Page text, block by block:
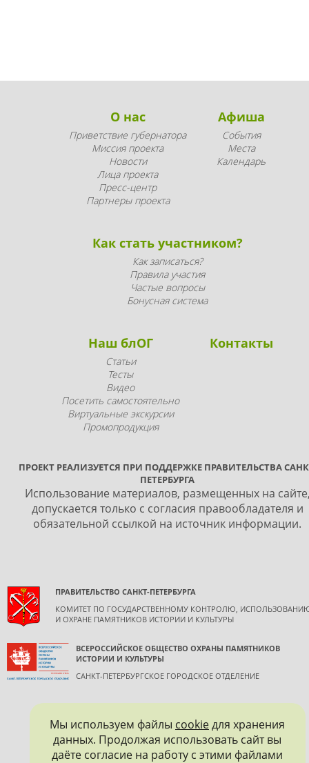
О нас
Приветствие губернатора
Миссия проекта
Новости
Лица проекта
Пресс-центр
Партнеры проекта
Афиша
События
Места
Календарь
Как стать участником?
Как записаться?
Правила участия
Частые вопросы
Бонусная система
Наш блОГ
Статьи
Тесты
Видео
Посетить самостоятельно
Виртуальные экскурсии
Промопродукция
Контакты
ПРОЕКТ РЕАЛИЗУЕТСЯ ПРИ ПОДДЕРЖКЕ ПРАВИТЕЛЬСТВА
ПЕТЕРБУРГА
Использование материалов, размещенных на
допускается только с согласия правообладателя и
обязательной ссылкой на источник информации.
ПРАВИТЕЛЬСТВО САНКТ-ПЕТЕРБУРГА
КОМИТЕТ ПО ГОСУДАРСТВЕННОМУ КОНТРОЛЮ,
И ОХРАНЕ ПАМЯТНИКОВ ИСТОРИИ И КУЛЬТУРЫ
ВСЕРОССИЙСКОЕ ОБЩЕСТВО ОХРАНЫ ПАМЯТНИКОВ
ИСТОРИИ И КУЛЬТУРЫ
САНКТ-ПЕТЕРБУРГСКОЕ ГОРОДСКОЕ ОТДЕЛЕНИЕ
Мы используем файлы cookieдля хранения
данных. Продолжая использовать сайт вы
даёте согласие на работу с этими файлами